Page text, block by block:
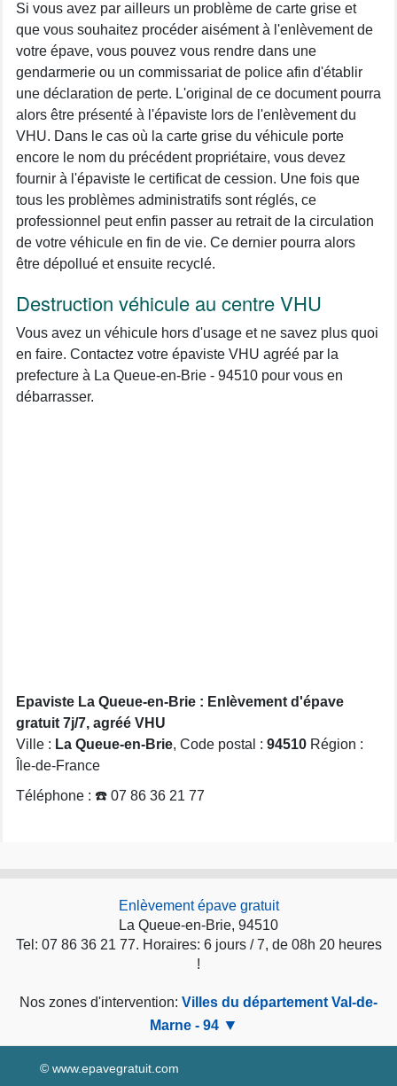
Si vous avez par ailleurs un problème de carte grise et
que vous souhaitez procéder aisément à l'enlèvement de
votre épave, vous pouvez vous rendre dans une
gendarmerie ou un commissariat de police afin d'établir
une déclaration de perte. L'original de ce document pourra
alors être présenté à l'épaviste lors de l'enlèvement du
VHU. Dans le cas où la carte grise du véhicule porte
encore le nom du précédent propriétaire, vous devez
fournir à l'épaviste le certificat de cession. Une fois que
tous les problèmes administratifs sont réglés, ce
professionnel peut enfin passer au retrait de la circulation
de votre véhicule en fin de vie. Ce dernier pourra alors
être dépollué et ensuite recyclé.
Destruction véhicule au centre VHU
Vous avez un véhicule hors d'usage et ne savez plus quoi
en faire. Contactez votre épaviste VHU agréé par la
prefecture à La Queue-en-Brie - 94510 pour vous en
débarrasser.
Epaviste La Queue-en-Brie : Enlèvement d'épave
gratuit 7j/7, agréé VHU
Ville : La Queue-en-Brie, Code postal : 94510 Région :
Île-de-France
Téléphone : ☎️ 07 86 36 21 77
Enlèvement épave gratuit
La Queue-en-Brie, 94510
Tel: 07 86 36 21 77. Horaires: 6 jours / 7, de 08h 20 heures
!
Nos zones d'intervention: Villes du département Val-de-
Marne - 94
© www.epavegratuit.com